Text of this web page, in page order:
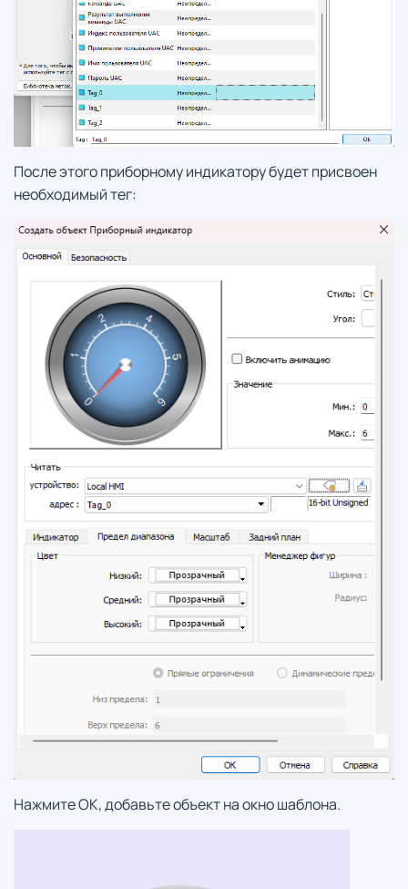
После этого приборному индикатору будет присвоен
необходимый тег:
Нажмите ОК, добавьте объект на окно шаблона.